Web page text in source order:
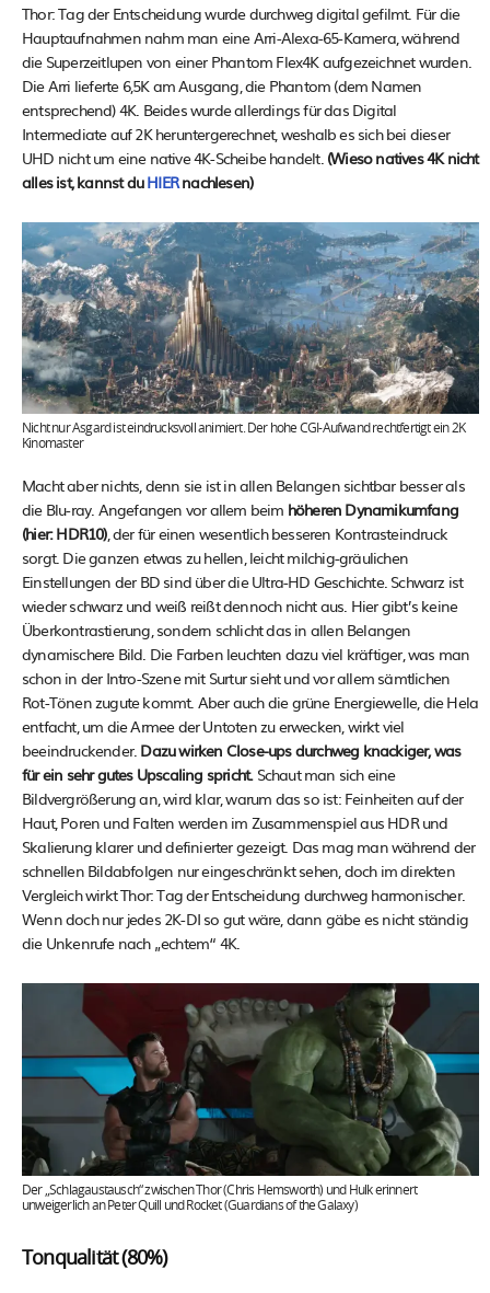
Thor: Tag der Entscheidung wurde durchweg digital gefilmt. Für die
Hauptaufnahmen nahm man eine Arri-Alexa-65-Kamera, während
die Superzeitlupen von einer Phantom Flex4K aufgezeichnet wurden.
Die Arri lieferte 6,5K am Ausgang, die Phantom (dem Namen
entsprechend) 4K. Beides wurde allerdings für das Digital
Intermediate auf 2K heruntergerechnet, weshalb es sich bei dieser
UHD nicht um eine native 4K-Scheibe handelt. (Wieso natives 4K nicht
alles ist, kannst duHIERnachlesen)
Nicht nur Asgard ist eindrucksvoll animiert. Der hohe CGI-Aufwand rechtfertigt ein 2K
Kinomaster
Macht aber nichts, denn sie ist in allen Belangen sichtbar besser als
die Blu-ray. Angefangen vor allem beim höheren Dynamikumfang
(hier: HDR10), der für einen wesentlich besseren Kontrasteindruck
sorgt. Die ganzen etwas zu hellen, leicht milchig-gräulichen
Einstellungen der BD sind über die Ultra-HD Geschichte. Schwarz ist
wieder schwarz und weiß reißt dennoch nicht aus. Hier gibt’s keine
Überkontrastierung, sondern schlicht das in allen Belangen
dynamischere Bild. Die Farben leuchten dazu viel kräftiger, was man
schon in der Intro-Szene mit Surtur sieht und vor allem sämtlichen
Rot-Tönen zugute kommt. Aber auch die grüne Energiewelle, die Hela
entfacht, um die Armee der Untoten zu erwecken, wirkt viel
beeindruckender. Dazu wirken Close-ups durchweg knackiger, was
für ein sehr gutes Upscaling spricht.Schaut man sich eine
Bildvergrößerung an, wird klar, warum das so ist: Feinheiten auf der
Haut, Poren und Falten werden im Zusammenspiel aus HDR und
Skalierung klarer und definierter gezeigt. Das mag man während der
schnellen Bildabfolgen nur eingeschränkt sehen, doch im direkten
Vergleich wirkt Thor: Tag der Entscheidung durchweg harmonischer.
Wenn doch nur jedes 2K-DI so gut wäre, dann gäbe es nicht ständig
die Unkenrufe nach „echtem“ 4K.
Der „Schlagaustausch“ zwischen Thor (Chris Hemsworth) und Hulk erinnert
unweigerlich an Peter Quill und Rocket (Guardians of the Galaxy)
Tonqualität (80%)